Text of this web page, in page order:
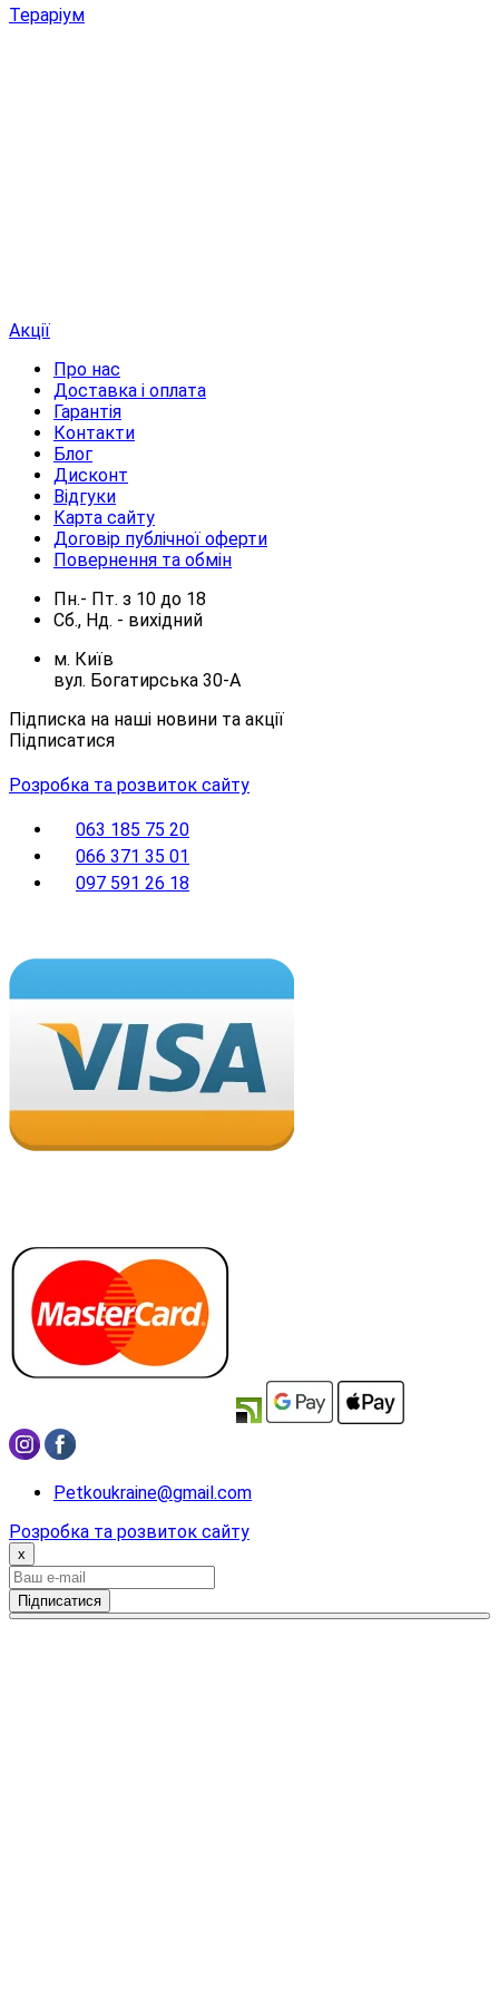
Тераріум
Акції
Про нас
Доставка і оплата
Гарантія
Контакти
Блог
Дисконт
Відгуки
Карта сайту
Договір публічної оферти
Повернення та обмін
Пн.- Пт. з 10 до 18
Сб., Нд. - вихідний
м. Київ
вул. Богатирська 30-А
Підписка на наші новини та акції
Підписатися
Розробка та розвиток сайту
063 185 75 20
066 371 35 01
097 591 26 18
Petkoukraine@gmail.com
Розробка та розвиток сайту
x